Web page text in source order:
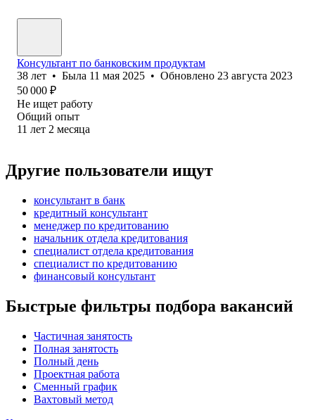
Консультант по банковским продуктам
38 лет • Была 11 мая 2025 • Обновлено 23 августа 2023
50 000 ₽
Не ищет работу
Общий опыт
11 лет 2 месяца
Другие пользователи ищут
консультант в банк
кредитный консультант
менеджер по кредитованию
начальник отдела кредитования
специалист отдела кредитования
специалист по кредитованию
финансовый консультант
Быстрые фильтры подбора вакансий
Частичная занятость
Полная занятость
Полный день
Проектная работа
Сменный график
Вахтовый метод